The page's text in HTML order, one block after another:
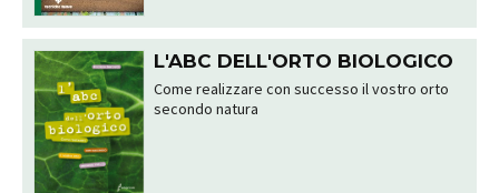
L'ABC DELL'ORTO BIOLOGICO
Come realizzare con successo il vostro orto
secondo natura